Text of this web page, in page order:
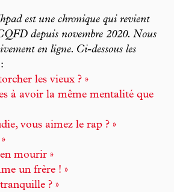
est une chronique qui revient
depuis novembre 2020. Nous
en ligne. Ci-dessous les
:
les vieux ? »
à avoir la même mentalité que
vous aimez le rap ? »
mourir »
un frère ! »
? »